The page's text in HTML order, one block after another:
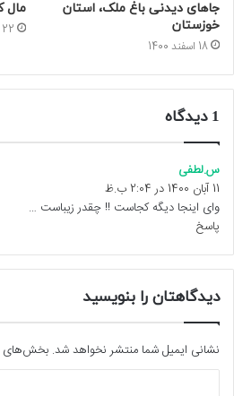
جاهای دیدنی باغ ملک، استان
خوزستان
18 اسفند 1400
22 اسفند 1401
1 دیدگاه
س.لطفی
ف
ت
11 آبان 1400 در 2:04 ب.ظ
وای اینجا دیگه کجاست !! چقدر زیباست …
پاسخ
دیدگاهتان را بنویسید
نشانی ایمیل شما منتشر نخواهد شد. بخش‌های